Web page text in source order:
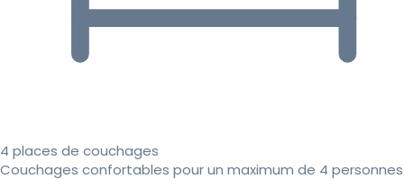
4 places de couchages
Couchages confortables pour un maximum de 4 personnes